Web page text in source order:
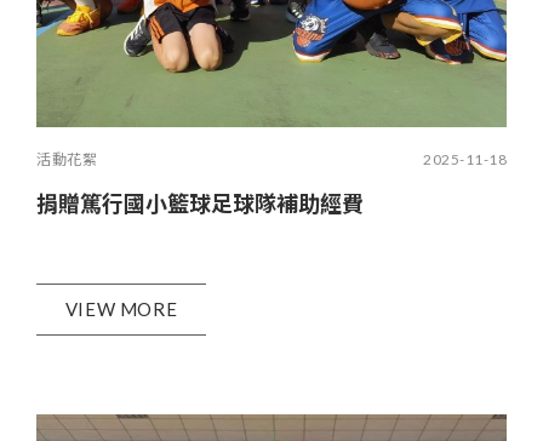
活動花絮 2025-11-18
捐贈篤行國小籃球足球隊補助經費
VIEW MORE